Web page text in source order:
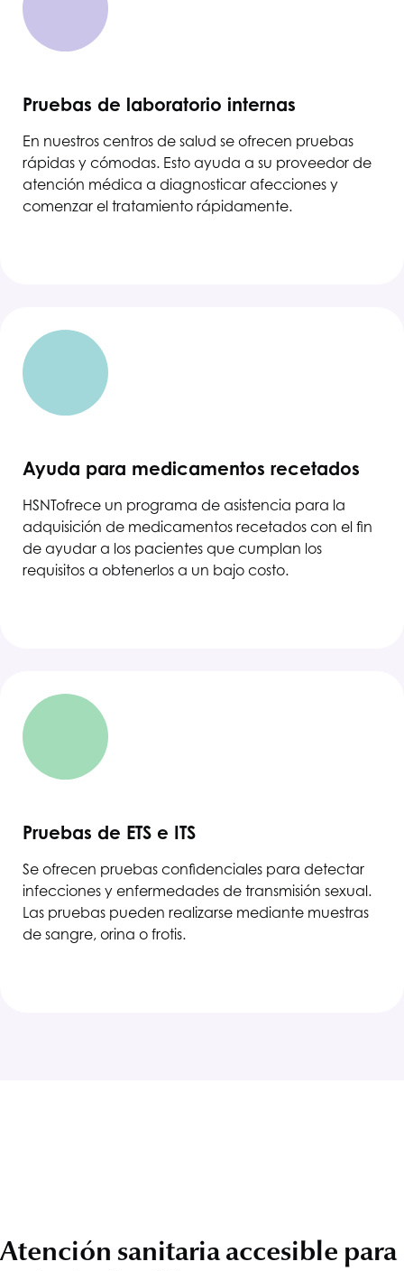
Pruebas de laboratorio internas
En nuestros centros de salud se ofrecen pruebas
rápidas y cómodas. Esto ayuda a su proveedor de
atención médica a diagnosticar afecciones y
comenzar el tratamiento rápidamente.
Ayuda para medicamentos recetados
HSNTofrece un programa de asistencia para la
adquisición de medicamentos recetados con el fin
de ayudar a los pacientes que cumplan los
requisitos a obtenerlos a un bajo costo.
Pruebas de ETS e ITS
Se ofrecen pruebas confidenciales para detectar
infecciones y enfermedades de transmisión sexual.
Las pruebas pueden realizarse mediante muestras
de sangre, orina o frotis.
Atención sanitaria accesible para